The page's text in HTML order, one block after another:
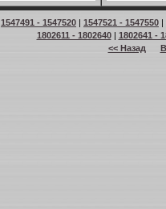
1547491 - 1547520 | 1547521 - 1547550 |
1802611 - 1802640| 1802641 -
<< Назад